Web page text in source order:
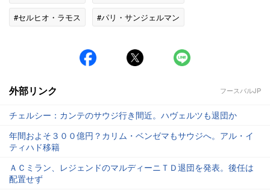
#セルヒオ・ラモス
#パリ・サンジェルマン
外部リンク フースバルJP
チェルシー：カンテのサウジ行き間近。ハヴェルツも退団か
年間およそ３００億円？カリム・ベンゼマもサウジへ。アル・イ
ティハド移籍
ＡＣミラン、レジェンドのマルディーニＴＤ退団を発表。後任は
配置せず